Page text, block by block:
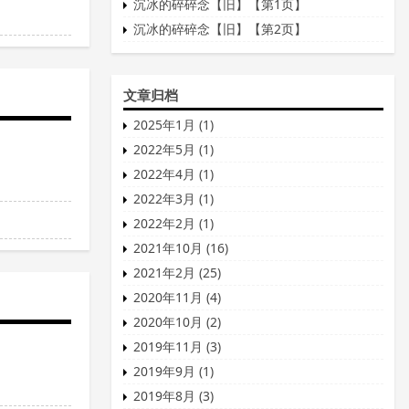
沉冰的碎碎念【旧】【第1页】
沉冰的碎碎念【旧】【第2页】
文章归档
2025年1月 (1)
2022年5月 (1)
2022年4月 (1)
2022年3月 (1)
2022年2月 (1)
2021年10月 (16)
2021年2月 (25)
2020年11月 (4)
2020年10月 (2)
2019年11月 (3)
2019年9月 (1)
2019年8月 (3)